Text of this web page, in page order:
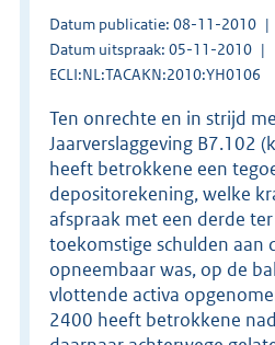
Datum publicatie: 08-11-2010
Datum uitspraak: 05-11-2010
ECLI:NL:TACAKN:2010:YH0106
Ten onrechte en in strijd
Jaarverslaggeving B7.102
heeft betrokkene een
depositorekening, welke
afspraak met een derde
toekomstige schulden aan
opneembaar was, op de
vlottende activa
2400 heeft betrokkene